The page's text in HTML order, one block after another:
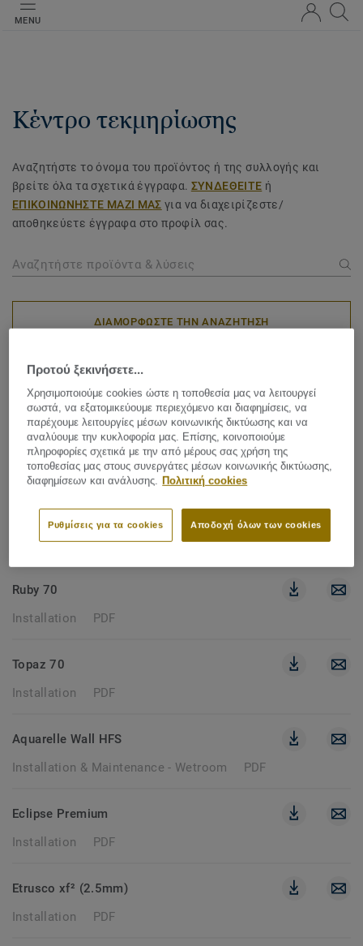
MENU
Κέντρο τεκμηρίωσης
Αναζητήστε το όνομα του προϊόντος ή της συλλογής και
βρείτε όλα τα σχετικά έγγραφα. ΣΥΝΔΕΘΕΙΤΕ ή
ΕΠΙΚΟΙΝΩΝΗΣΤΕ ΜΑΖΙ ΜΑΣ για να διαχειρίζεστε/
αποθηκεύετε έγγραφα στο προφίλ σας.
ΔΙΑΜΟΡΦΩΣΤΕ ΤΗΝ ΑΝΑΖΗΤΗΣΗ
304 έγγραφα
INSTALLATION
ΚΑΘΑΡΙΣΜΟΣ ΦΙΛΤΡΩΝ
Classic 40
Installation
PDF
Ruby 70
Installation
PDF
Topaz 70
Installation
PDF
Aquarelle Wall HFS
Installation & Maintenance - Wetroom
PDF
Eclipse Premium
Installation
PDF
Etrusco xf² (2.5mm)
Installation
PDF
Προτού ξεκινήσετε...
Χρησιμοποιούμε cookies ώστε η τοποθεσία μας να λειτουργεί
σωστά, να εξατομικεύουμε περιεχόμενο και διαφημίσεις, να
παρέχουμε λειτουργίες μέσων κοινωνικής δικτύωσης και να
αναλύουμε την κυκλοφορία μας. Επίσης, κοινοποιούμε
πληροφορίες σχετικά με την από μέρους σας χρήση της
τοποθεσίας μας στους συνεργάτες μέσων κοινωνικής δικτύωσης,
διαφημίσεων και ανάλυσης.
Πολιτική cookies
Αποδοχή όλων των cookies
Ρυθμίσεις για τα cookies